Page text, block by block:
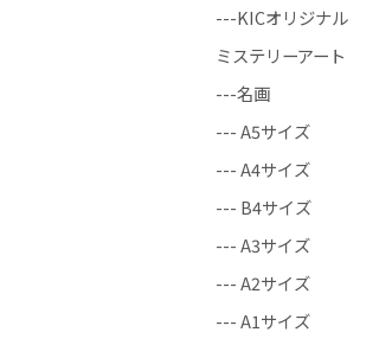
---KICオリジナル
ミステリーアート
---名画
--- A5サイズ
--- A4サイズ
--- B4サイズ
--- A3サイズ
--- A2サイズ
--- A1サイズ